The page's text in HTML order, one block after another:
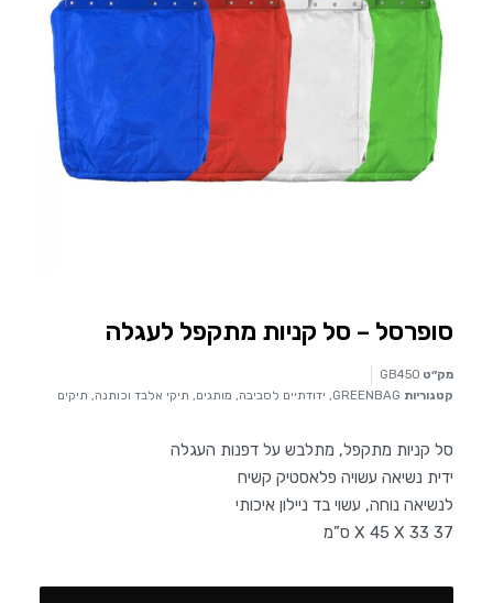
סופרסל – סל קניות מתקפל לעגלה
מק״ט GB450
קטגוריות GREENBAG
, ידודתיים לסביבה, מותגים, תיקי אלבד וכותנה, תיקים
סל קניות מתקפל, מתלבש על דפנות העגלה
ידית נשיאה עשויה פלאסטיק קשיח
לנשיאה נוחה, עשוי בד ניילון איכותי
37 X 45 X 33 ס”מ